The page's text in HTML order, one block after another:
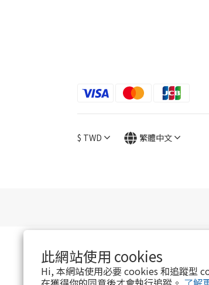
此網站使用 cookies
Hi, 本網站使用必要 cookies 和追蹤型
$ TWD 繁體中文